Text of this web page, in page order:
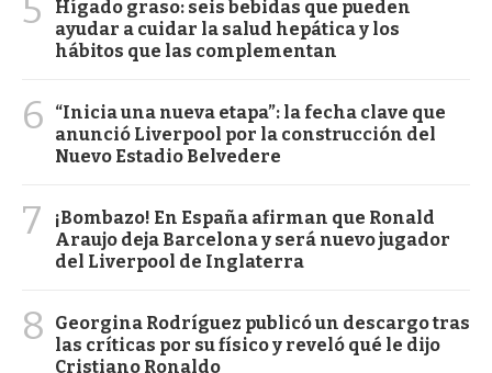
5
Hígado graso: seis bebidas que pueden
ayudar a cuidar la salud hepática y los
hábitos que las complementan
6
“Inicia una nueva etapa”: la fecha clave que
anunció Liverpool por la construcción del
Nuevo Estadio Belvedere
7
¡Bombazo! En España afirman que Ronald
Araujo deja Barcelona y será nuevo jugador
del Liverpool de Inglaterra
8
Georgina Rodríguez publicó un descargo tras
las críticas por su físico y reveló qué le dijo
Cristiano Ronaldo